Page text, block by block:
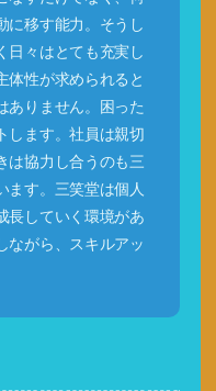
に移す能力。そうし
日々はとても充実し
体性が求められると
ありません。困った
します。社員は親切
は協力し合うのも三
ます。三笑堂は個人
長していく環境があ
ながら、スキルアッ